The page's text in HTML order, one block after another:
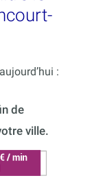
:
de
ville.